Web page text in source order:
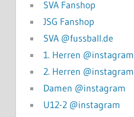
SVA Fanshop
JSG Fanshop
SVA @fussball.de
1. Herren @instagram
2. Herren @instagram
Damen @instagram
U12-2 @instagram